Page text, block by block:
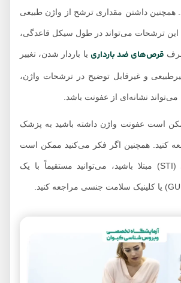
داشتن مقداری ترشح از واژن طبیعی
می‌تواند در طول سیکل قاعدگی،
ضد باردارییا باردار شدن، تغییر
و غیرقابل توضیح در ترشحات واژن،
نشانه‌ای از عفونت باشد.
عفونت واژن داشته باشید به پزشک
همچنین اگر فکر می‌کنید ممکن است
به عفونت مقاربتی (STI) مبتلا باشید، می‌توانید مستقیماً با یک